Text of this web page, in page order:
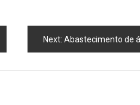
Next: Abastecimento de água no